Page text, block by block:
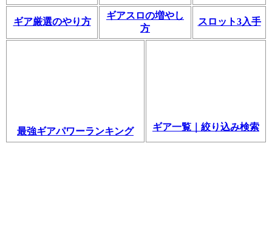
ギア厳選のやり方
ギアスロの増やし
方
スロット3入手
最強ギアパワーランキング ギア一覧｜絞り込み検索